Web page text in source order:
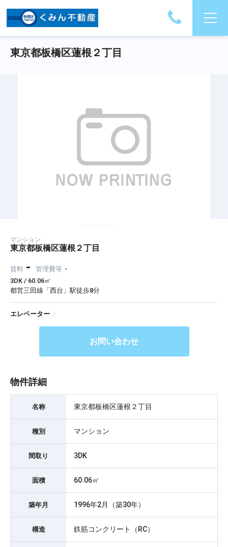
東京都板橋区蓮根２丁目
マンション
東京都板橋区蓮根２丁目
賃料 - 管理費等 -
3DK / 60.06㎡
都営三田線「西台」駅徒歩8分
エレベーター /
お問い合わせ
物件詳細
名称 東京都板橋区蓮根２丁目
種別 マンション
間取り 3DK
面積 60.06㎡
築年月 1996年2月（築30年）
構造 鉄筋コンクリート（RC）